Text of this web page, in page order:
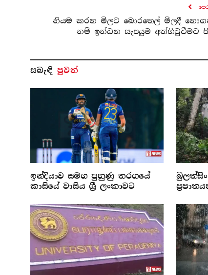
නියම කරන මිලට බොරතෙල් මිලදී
නම් ඉන්ධන සැපයුම අත්හිටුවීමට
සබැ​ඳි පුවත්
ඉන්දියාව සමග පුහුණු තරගයේ
කාසියේ වාසිය ශ්‍රී ලංකාවට